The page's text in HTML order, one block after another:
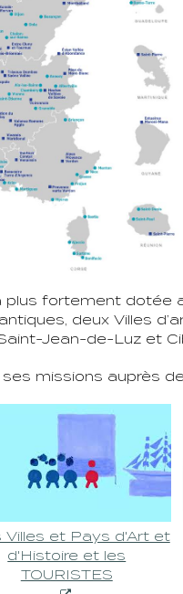
plus fortement dotée
deux Villes
Jean-de-Luz et
ses missions auprès
Villes et Pays d'Art et
d'Histoire et les
TOURISTES